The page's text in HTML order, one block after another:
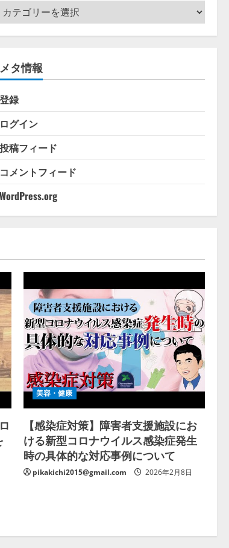
カ
テ
ー
メタ情報
登録
ログイン
投稿フィード
コメントフィード
WordPress.org
美容・健康
【感染症対策】障害者支援施設にお
ける新型コロナウイルス感染症発生
時の具体的な対応事例について
pikakichi2015@gmail.com 2026年2月8日